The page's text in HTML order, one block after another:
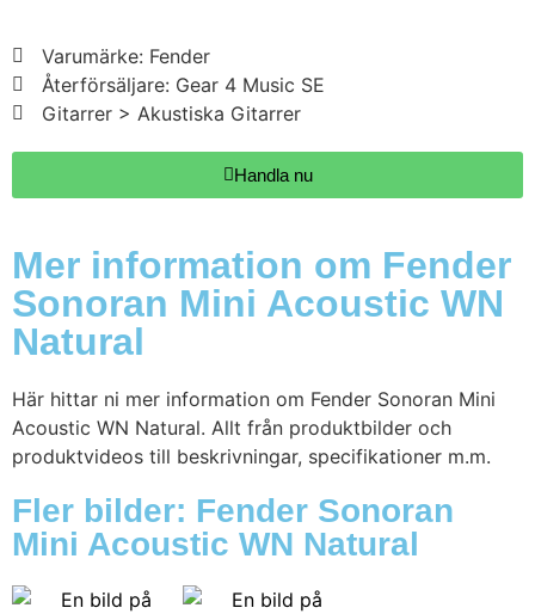
Varumärke: Fender
Återförsäljare: Gear 4 Music SE
Gitarrer > Akustiska Gitarrer
Handla nu
Mer information om Fender
Sonoran Mini Acoustic WN
Natural
Här hittar ni mer information om Fender Sonoran Mini
Acoustic WN Natural. Allt från produktbilder och
produktvideos till beskrivningar, specifikationer m.m.
Fler bilder: Fender Sonoran
Mini Acoustic WN Natural